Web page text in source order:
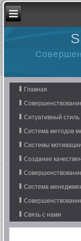
Главная
Ситуативный стиль
Система методов
Системы
Создание
Система
Связь с нами